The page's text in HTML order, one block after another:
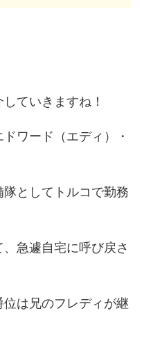
ていきますね！
ワード（エディ）・
としてトルコで勤務
急遽自宅に呼び戻さ
は兄のフレディが継